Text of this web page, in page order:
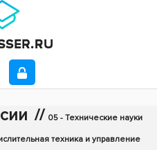
// 05 - Технические науки
техника и управление